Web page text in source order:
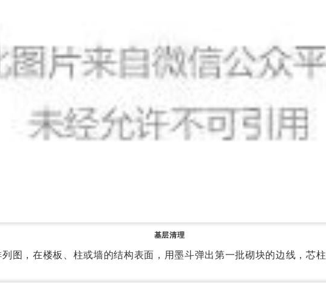
基层清理
图，在楼板、柱或墙的结构表面，用墨斗弹出第一批砌块的边线，芯柱